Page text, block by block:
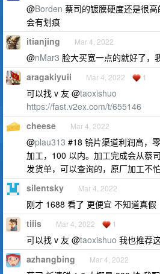
@Borden 蔡司的镀膜硬度还是很
会有划痕
itianjing Mar 4, 2022
@nMar3 脸大买宽一点的就好了，
aragakiyuii Mar 4, 2022 1
可以找 v 友 @taoxishuo
https://fast.v2ex.com/t/655146
cheese Mar 4, 2022
@plau313 #18 镜片渠道利润高，
加工，100 以内。加工完成会从蔡
发货单，可以查询的，原厂加工不
silentsky Mar 4, 2022
刚才 1688 看了 更便宜 不知道真假
tiiis Mar 4, 2022 1
可以找 v 友 @taoxishuo 我也推荐
azhangbing Mar 4, 2022